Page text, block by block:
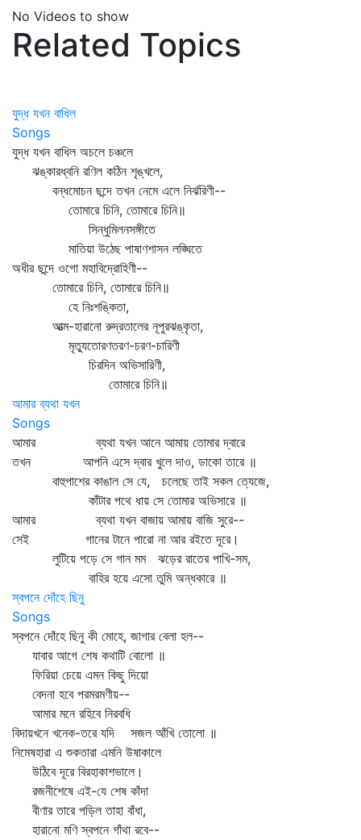
No Videos to show
Related Topics
যুদ্ধ যখন বাধিল
Songs
যুদ্ধ যখন বাধিল অচলে চঞ্চলে
ঝঙ্কারধ্বনি রণিল কঠিন শৃঙ্খলে,
বন্ধমোচন ছন্দে তখন নেমে এলে নির্ঝরিণী--
তোমারে চিনি, তোমারে চিনি॥
সিন্ধুমিলনসঙ্গীতে
মাতিয়া উঠেছ পাষাণশাসন লঙ্ঘিতে
অধীর ছন্দে ওগো মহাবিদ্রোহিণী--
তোমারে চিনি, তোমারে চিনি॥
হে নিঃশঙ্কিতা,
আত্ম-হারানো রুদ্রতালের নূপুরঝঙ্কৃতা,
মৃত্যুতোরণতরণ-চরণ-চারিণী
চিরদিন অভিসারিণী,
তোমারে চিনি॥
আমার ব্যথা যখন
Songs
আমার ব্যথা যখন আনে আমায় তোমার দ্বারে
তখন আপনি এসে দ্বার খুলে দাও, ডাকো তারে ॥
বাহুপাশের কাঙাল সে যে, চলেছে তাই সকল ত্যেজে,
কাঁটার পথে ধায় সে তোমার অভিসারে ॥
আমার ব্যথা যখন বাজায় আমায় বাজি সুরে--
সেই গানের টানে পারো না আর রইতে দূরে।
লুটিয়ে পড়ে সে গান মম ঝড়ের রাতের পাখি-সম,
বাহির হয়ে এসো তুমি অন্ধকারে ॥
স্বপনে দোঁহে ছিনু
Songs
স্বপনে দোঁহে ছিনু কী মোহে, জাগার বেলা হল--
যাবার আগে শেষ কথাটি বোলো ॥
ফিরিয়া চেয়ে এমন কিছু দিয়ো
বেদনা হবে পরমরমণীয়--
আমার মনে রহিবে নিরবধি
বিদায়খনে খনেক-তরে যদি সজল আঁখি তোলো ॥
নিমেষহারা এ শুকতারা এমনি উষাকালে
উঠিবে দূরে বিরহাকাশভালে।
রজনীশেষে এই-যে শেষ কাঁদা
বীণার তারে পড়িল তাহা বাঁধা,
হারানো মণি স্বপনে গাঁথা রবে--